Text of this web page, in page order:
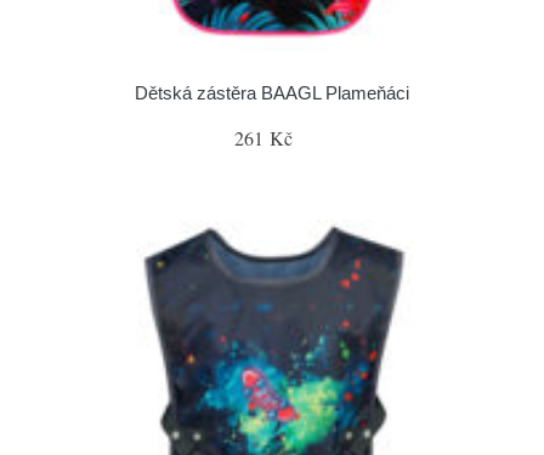
Dětská zástěra BAAGL Plameňáci
261 Kč